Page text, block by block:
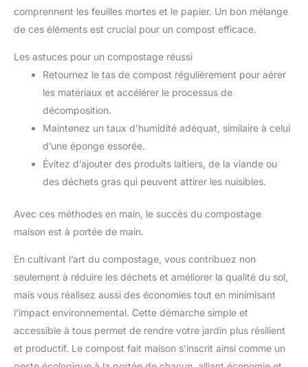
comprennent les feuilles mortes et le papier. Un bon mélange
de ces éléments est crucial pour un compost efficace.
Les astuces pour un compostage réussi
Retournez le tas de compost régulièrement pour aérer
les matériaux et accélérer le processus de
décomposition.
Maintenez un taux d’humidité adéquat, similaire à celui
d’une éponge essorée.
Évitez d’ajouter des produits laitiers, de la viande ou
des déchets gras qui peuvent attirer les nuisibles.
Avec ces méthodes en main, le succès du compostage
maison est à portée de main.
En cultivant l’art du compostage, vous contribuez non
seulement à réduire les déchets et améliorer la qualité du sol,
mais vous réalisez aussi des économies tout en minimisant
l’impact environnemental. Cette démarche simple et
accessible à tous permet de rendre votre jardin plus résilient
et productif. Le compost fait maison s’inscrit ainsi comme un